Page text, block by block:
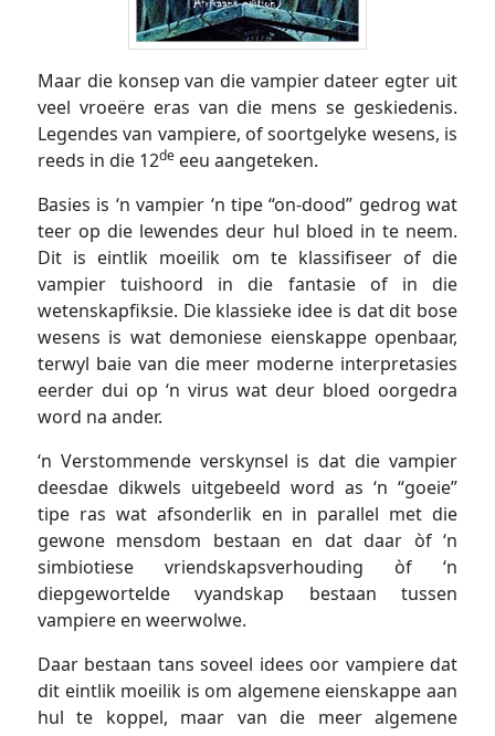
Maar die konsep van die vampier dateer egter uit
veel vroeëre eras van die mens se geskiedenis.
Legendes van vampiere, of soortgelyke wesens, is
reeds in die 12de eeu aangeteken.
Basies is ‘n vampier ‘n tipe “on-dood” gedrog wat
teer op die lewendes deur hul bloed in te neem.
Dit is eintlik moeilik om te klassifiseer of die
vampier tuishoord in die fantasie of in die
wetenskapfiksie. Die klassieke idee is dat dit bose
wesens is wat demoniese eienskappe openbaar,
terwyl baie van die meer moderne interpretasies
eerder dui op ‘n virus wat deur bloed oorgedra
word na ander.
‘n Verstommende verskynsel is dat die vampier
deesdae dikwels uitgebeeld word as ‘n “goeie”
tipe ras wat afsonderlik en in parallel met die
gewone mensdom bestaan en dat daar òf ‘n
simbiotiese vriendskapsverhouding òf ‘n
diepgewortelde vyandskap bestaan tussen
vampiere en weerwolwe.
Daar bestaan tans soveel idees oor vampiere dat
dit eintlik moeilik is om algemene eienskappe aan
hul te koppel, maar van die meer algemene